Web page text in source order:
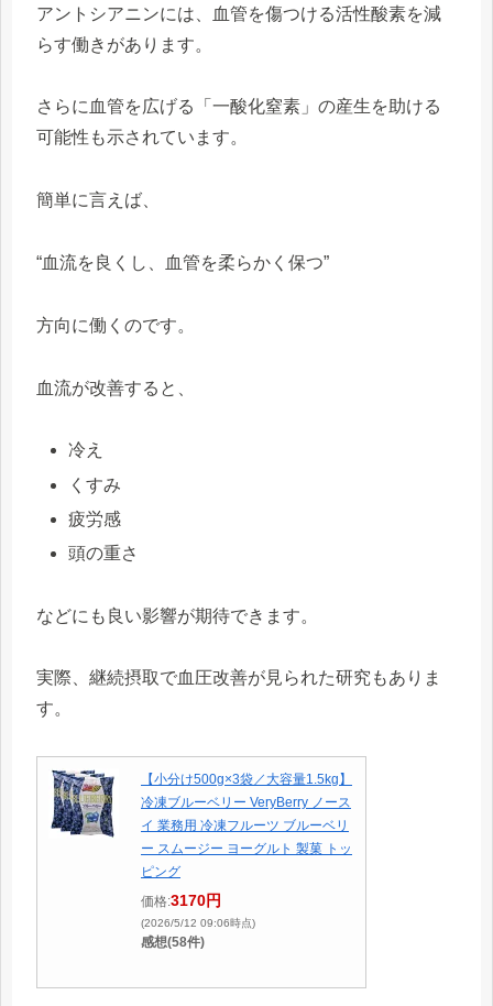
アントシアニンには、血管を傷つける活性酸素を減
らす働きがあります。
さらに血管を広げる「一酸化窒素」の産生を助ける
可能性も示されています。
簡単に言えば、
“血流を良くし、血管を柔らかく保つ”
方向に働くのです。
血流が改善すると、
冷え
くすみ
疲労感
頭の重さ
などにも良い影響が期待できます。
実際、継続摂取で血圧改善が見られた研究もありま
す。
【小分け500g×3袋／大容量1.5kg】
冷凍ブルーベリー VeryBerry ノース
イ 業務用 冷凍フルーツ ブルーベリ
ー スムージー ヨーグルト 製菓 トッ
ピング
価格:3170円
(2026/5/12 09:06時点)
感想(58件)